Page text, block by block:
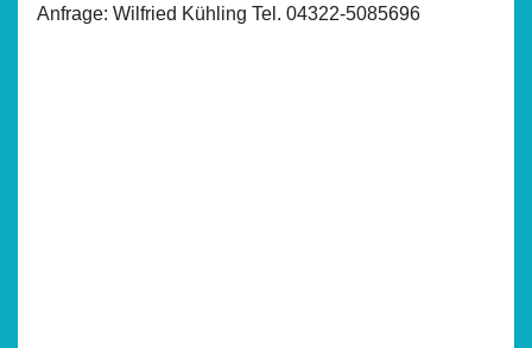
Anfrage: Wilfried Kühling Tel. 04322-5085696